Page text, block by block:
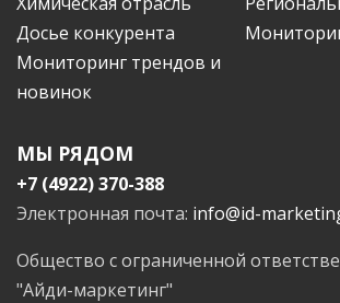
Досье конкурента
Мониторинг трендов и
новинок
МЫ РЯДОМ
+7 (4922) 370-388
Электронная почта: info@id-
Общество с ограниченной
"Айди-маркетинг"